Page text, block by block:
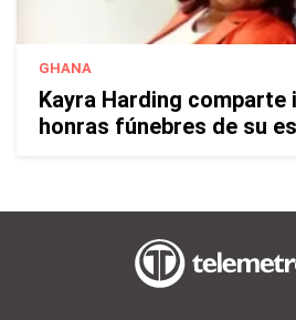
GHANA
Kayra Harding comparte
honras fúnebres de su